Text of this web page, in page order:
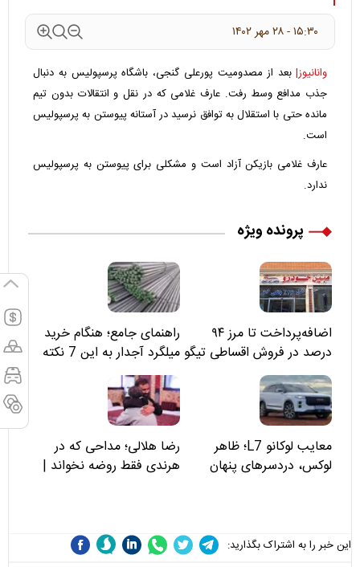
۱۵:۳۰ - ۲۸ مهر ۱۴۰۲
وانانیوز| بعد از مصدومیت پورعلی گنجی، باشگاه پرسپولیس به دنبال
جذب مدافع وسط رفت. عارف غلامی که در نقل و انتقالات بدون تیم
مانده حتی با استقلال به توافق نرسید در آستانه پیوستن به پرسپولیس
است.
عارف غلامی بازیکن آزاد است و مشکلی برای پیوستن به پرسپولیس
ندارد.
پرونده ویژه
اضافه‌پرداخت تا مرز ۹۴
درصد در فروش اقساطی تیگو
۸؛ مسئولان «مبین خودرو» را
نمی‌بینند؟
راهنمای جامع؛ هنگام خرید
میلگرد آجدار به این 7 نکته
توجه کنید
معایب لوکانو L7؛ ظاهر
لوکس، دردسرهای پنهان
رضا هلالی؛ مداحی که در
هرندی فقط روضه نخواند |
این خبر را به اشتراک بگذارید: